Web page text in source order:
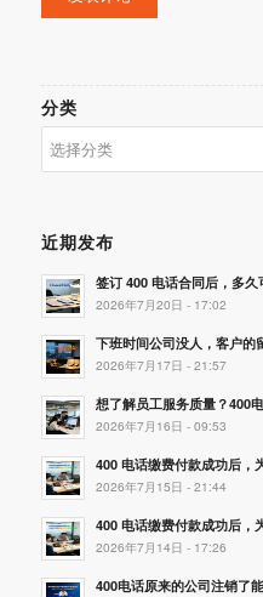
分类
类
近期发布
签订 400 电话合同后，多久
2026年7月20日 - 17:02
下班时间公司没人，客户的
2026年7月17日 - 21:57
想了解员工服务质量？400
2026年7月16日 - 09:53
400 电话缴费付款成功后，
2026年7月15日 - 21:44
400 电话缴费付款成功后，
2026年7月14日 - 17:26
400电话原来的公司注销了